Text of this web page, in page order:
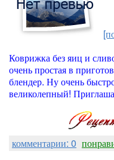
Коврижка без яиц и
очень простая в
блендер. Ну очень
великолепный!
комментарии: 0